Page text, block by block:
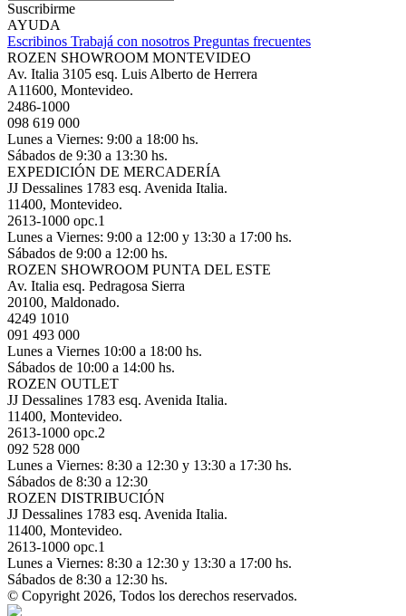
Suscribirme
AYUDA
Escribinos Trabajá con nosotros Preguntas frecuentes
ROZEN SHOWROOM MONTEVIDEO
Av. Italia 3105 esq. Luis Alberto de Herrera
A11600, Montevideo.
2486-1000
098 619 000
Lunes a Viernes: 9:00 a 18:00 hs.
Sábados de 9:30 a 13:30 hs.
EXPEDICIÓN DE MERCADERÍA
JJ Dessalines 1783 esq. Avenida Italia.
11400, Montevideo.
2613-1000 opc.1
Lunes a Viernes: 9:00 a 12:00 y 13:30 a 17:00 hs.
Sábados de 9:00 a 12:00 hs.
ROZEN SHOWROOM PUNTA DEL ESTE
Av. Italia esq. Pedragosa Sierra
20100, Maldonado.
4249 1010
091 493 000
Lunes a Viernes 10:00 a 18:00 hs.
Sábados de 10:00 a 14:00 hs.
ROZEN OUTLET
JJ Dessalines 1783 esq. Avenida Italia.
11400, Montevideo.
2613-1000 opc.2
092 528 000
Lunes a Viernes: 8:30 a 12:30 y 13:30 a 17:30 hs.
Sábados de 8:30 a 12:30
ROZEN DISTRIBUCIÓN
JJ Dessalines 1783 esq. Avenida Italia.
11400, Montevideo.
2613-1000 opc.1
Lunes a Viernes: 8:30 a 12:30 y 13:30 a 17:00 hs.
Sábados de 8:30 a 12:30 hs.
© Copyright 2026, Todos los derechos reservados.